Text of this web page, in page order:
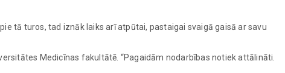
tā turos, tad iznāk laiks arī atpūtai, pastaigai svaigā gaisā ar savu
Medicīnas fakultātē. “Pagaidām nodarbības notiek attālināti.